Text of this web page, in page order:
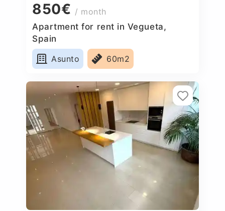
850€ / month
Apartment for rent in Vegueta,
Spain
Asunto
60m2